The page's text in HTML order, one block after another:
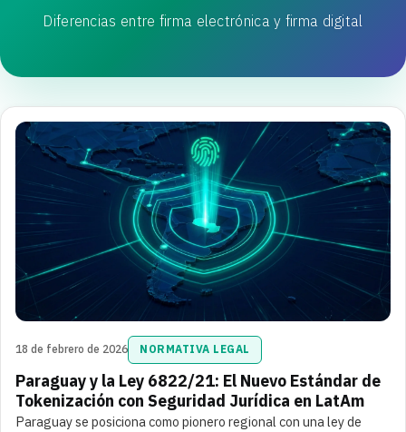
Diferencias entre firma electrónica y firma digital
18 de febrero de 2026 NORMATIVA LEGAL
Paraguay y la Ley 6822/21: El Nuevo Estándar de
Tokenización con Seguridad Jurídica en LatAm
Paraguay se posiciona como pionero regional con una ley de